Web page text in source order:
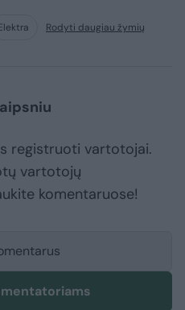
Rodyti daugiau žymių
registruoti vartotojai.
vartotojų
komentaruose!